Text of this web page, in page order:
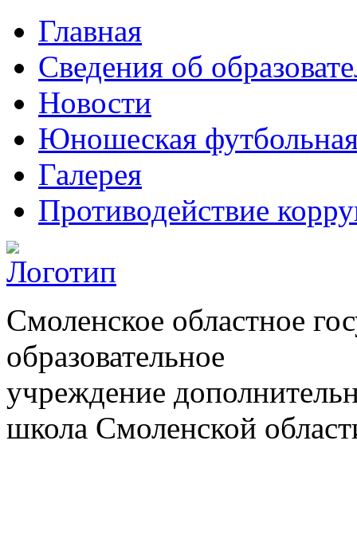
Главная
Сведения об
Новости
Юношеская
Галерея
Противодействие
Смоленское областное
образовательное
учреждение
школа Смоленской